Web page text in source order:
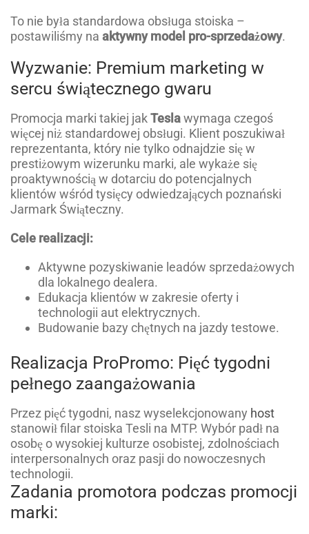
To nie była standardowa obsługa stoiska –
postawiliśmy na aktywny model pro-sprzedażowy.
Wyzwanie: Premium marketing w
sercu świątecznego gwaru
Promocja marki takiej jakTeslawymaga czegoś
więcej niż standardowej obsługi. Klient poszukiwał
reprezentanta, który nie tylko odnajdzie się w
prestiżowym wizerunku marki, ale wykaże się
proaktywnością w dotarciu do potencjalnych
klientów wśród tysięcy odwiedzających poznański
Jarmark Świąteczny.
Cele realizacji:
Aktywne pozyskiwanie leadów sprzedażowych
dla lokalnego dealera.
Edukacja klientów w zakresie oferty i
technologii aut elektrycznych.
Budowanie bazy chętnych na jazdy testowe.
Realizacja ProPromo: Pięć tygodni
pełnego zaangażowania
Przez pięć tygodni, nasz wyselekcjonowany host
stanowił filar stoiska Tesli na MTP. Wybór padł na
osobę o wysokiej kulturze osobistej, zdolnościach
interpersonalnych oraz pasji do nowoczesnych
technologii.
Zadania promotora podczas promocji
marki: